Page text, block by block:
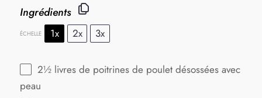
Ingrédients
ÉCHELLE 1x 2x 3x
2½ livres de poitrines de poulet désossées avec
peau